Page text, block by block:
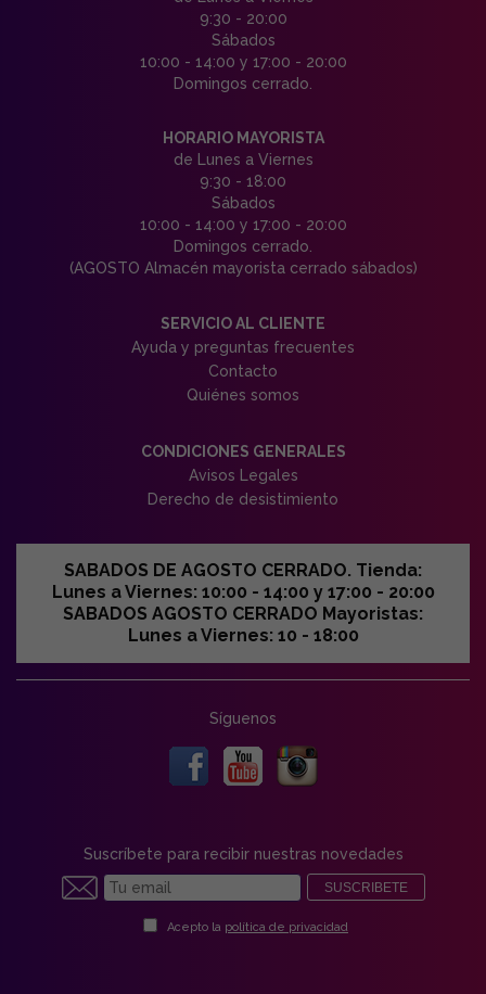
9:30 - 20:00
Sábados
10:00 - 14:00 y 17:00 - 20:00
Domingos cerrado.
HORARIO MAYORISTA
de Lunes a Viernes
9:30 - 18:00
Sábados
10:00 - 14:00 y 17:00 - 20:00
Domingos cerrado.
(AGOSTO Almacén mayorista cerrado sábados)
SERVICIO AL CLIENTE
Ayuda y preguntas frecuentes
Contacto
Quiénes somos
CONDICIONES GENERALES
Avisos Legales
Derecho de desistimiento
SABADOS DE AGOSTO CERRADO. Tienda:
Lunes a Viernes: 10:00 - 14:00 y 17:00 - 20:00
SABADOS AGOSTO CERRADO Mayoristas:
Lunes a Viernes: 10 - 18:00
Síguenos
Suscríbete para recibir nuestras novedades
SUSCRIBETE
Acepto la política de privacidad